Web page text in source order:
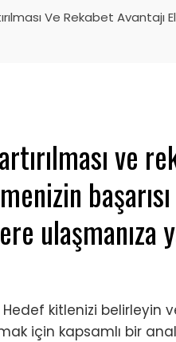
Ve Rekabet Avantajı
ve
ulaşmanıza
Hedef kitlenizi belirleyin
için kapsamlı bir